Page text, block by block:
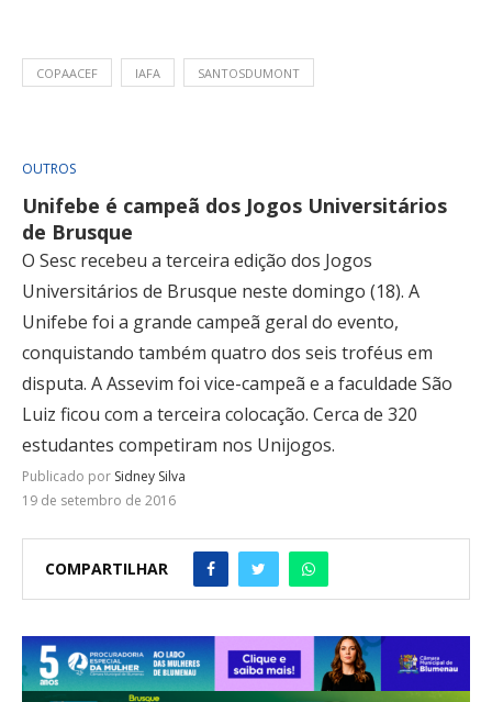
COPAACEF IAFA SANTOSDUMONT
OUTROS
Unifebe é campeã dos Jogos Universitários
de Brusque
O Sesc recebeu a terceira edição dos Jogos
Universitários de Brusque neste domingo (18). A
Unifebe foi a grande campeã geral do evento,
conquistando também quatro dos seis troféus em
disputa. A Assevim foi vice-campeã e a faculdade São
Luiz ficou com a terceira colocação. Cerca de 320
estudantes competiram nos Unijogos.
Publicado por Sidney Silva
19 de setembro de 2016
COMPARTILHAR